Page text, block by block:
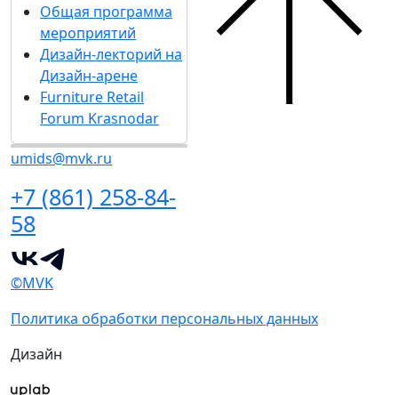
Общая программа
мероприятий
Дизайн-лекторий на
Дизайн-арене
Furniture Retail
Forum Krasnodar
umids@mvk.ru
+7 (861) 258-84-
58
©MVK
Политика обработки персональных данных
Дизайн